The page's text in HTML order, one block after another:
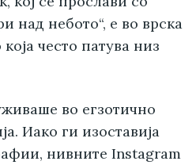
над небото“, е во врска
често патува низ
во егзотично
Иако ги изоставија
нивните Instagram